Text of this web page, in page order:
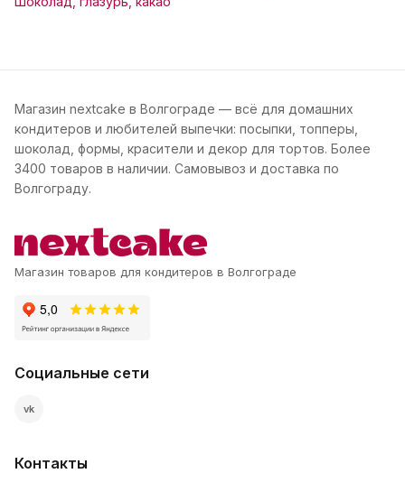
Магазин nextcake в Волгограде — всё для домашних
кондитеров и любителей выпечки: посыпки, топперы,
шоколад, формы, красители и декор для тортов. Более
3400 товаров в наличии. Самовывоз и доставка по
Волгограду.
Магазин товаров для кондитеров в Волгограде
Социальные сети
vk
Контакты